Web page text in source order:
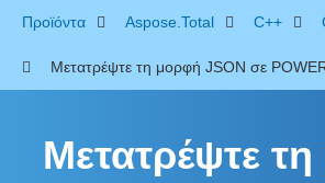
Προϊόντα Aspose.Total C++
Μετατρέψτε τη μορφή JSON σε
Μετατρέψτε